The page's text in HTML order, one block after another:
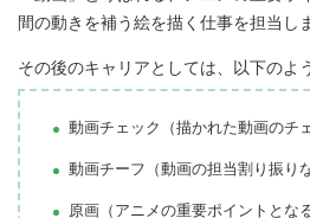
間の動きを補う絵を描く仕事を担当し
その後のキャリアとしては、以下のよ
動画チェック（描かれた動画のチ
動画チーフ（動画の担当割り振り
原画（アニメの重要ポイントとな